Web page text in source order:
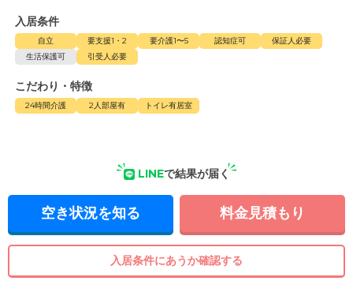
入居条件
自立 要支援1・2 要介護1〜5 認知症可
保証人必要
生活保護可
引受人必要
こだわり・特徴
24時間介護 2人部屋有 トイレ有居室
LINEで結果が届く
空き状況を知る 料金見積もり
入居条件にあうか確認する